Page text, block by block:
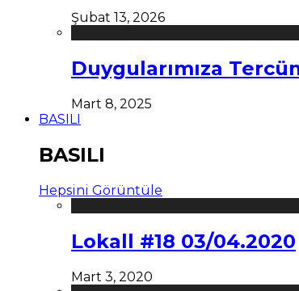
Şubat 13, 2026
Duygularımıza
Mart 8, 2025
BASILI
BASILI
Hepsini Görüntüle
Lokall #18 03/04.2020
Mart 3, 2020